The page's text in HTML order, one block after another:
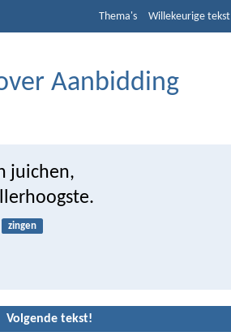
Thema's Willekeurige tekst
Aanbidding
juichen,
zingen
Volgende tekst!